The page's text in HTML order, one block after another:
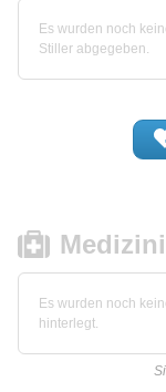
Es wurden noch
Stiller abgegeben.
Es wurden noch
hinterlegt.